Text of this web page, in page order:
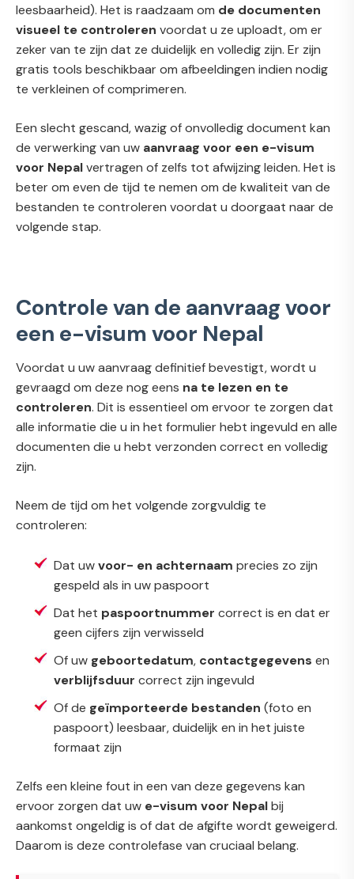
leesbaarheid). Het is raadzaam om de documenten
visueel te controleren voordat u ze uploadt, om er
zeker van te zijn dat ze duidelijk en volledig zijn. Er zijn
gratis tools beschikbaar om afbeeldingen indien nodig
te verkleinen of comprimeren.
Een slecht gescand, wazig of onvolledig document kan
de verwerking van uw aanvraag voor een e-visum
voor Nepalvertragen of zelfs tot afwijzing leiden. Het is
beter om even de tijd te nemen om de kwaliteit van de
bestanden te controleren voordat u doorgaat naar de
volgende stap.
Controle van de aanvraag voor
een e-visum voor Nepal
Voordat u uw aanvraag definitief bevestigt, wordt u
gevraagd om deze nog eens na te lezen en te
controleren. Dit is essentieel om ervoor te zorgen dat
alle informatie die u in het formulier hebt ingevuld en alle
documenten die u hebt verzonden correct en volledig
zijn.
Neem de tijd om het volgende zorgvuldig te
controleren:
Dat uwvoor- en achternaam precies zo zijn
gespeld als in uw paspoort
Dat het paspoortnummer correct is en dat er
geen cijfers zijn verwisseld
Of uw geboortedatum, contactgegevens en
verblijfsduur correct zijn ingevuld
Of de geïmporteerde bestanden (foto en
paspoort) leesbaar, duidelijk en in het juiste
formaat zijn
Zelfs een kleine fout in een van deze gegevens kan
ervoor zorgen dat uw e-visum voor Nepalbij
aankomst ongeldig is of dat de afgifte wordt geweigerd.
Daarom is deze controlefase van cruciaal belang.